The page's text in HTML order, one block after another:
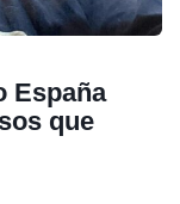
España
que